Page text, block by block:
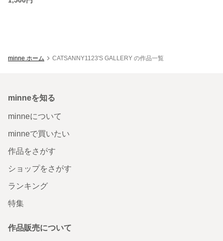
minne ホーム CATSANNY1123'S GALLERY の作品一覧
minneを知る
minneについて
minneで買いたい
作品をさがす
ショップをさがす
ランキング
特集
作品販売について